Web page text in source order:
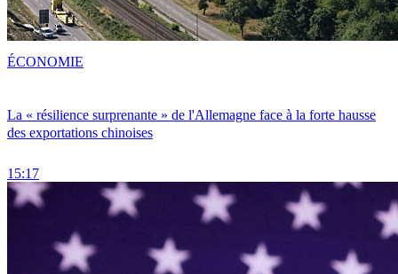
La « résilience surprenante » de l'Allemagne face à la forte hausse
des exportations chinoises
15:17
ÉCONOMIE